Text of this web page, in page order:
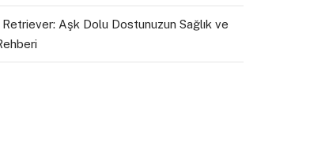
Aşk Dolu Dostunuzun Sağlık ve